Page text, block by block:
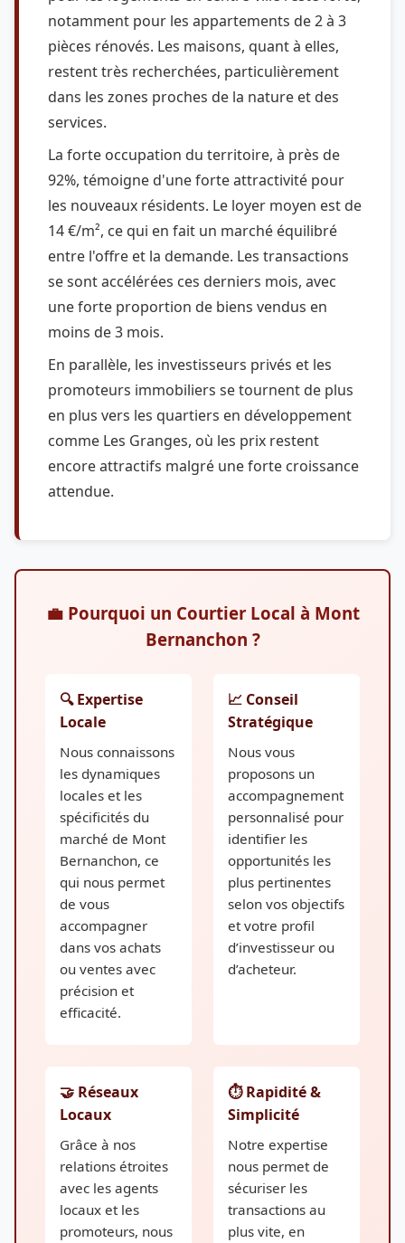
notamment pour les appartements de 2 à 3
pièces rénovés. Les maisons, quant à elles,
restent très recherchées, particulièrement
dans les zones proches de la nature et des
services.
La forte occupation du territoire, à près de
92%, témoigne d'une forte attractivité pour
les nouveaux résidents. Le loyer moyen est de
14 €/m², ce qui en fait un marché équilibré
entre l'offre et la demande. Les transactions
se sont accélérées ces derniers mois, avec
une forte proportion de biens vendus en
moins de 3 mois.
En parallèle, les investisseurs privés et les
promoteurs immobiliers se tournent de plus
en plus vers les quartiers en développement
comme Les Granges, où les prix restent
encore attractifs malgré une forte croissance
attendue.
💼 Pourquoi un Courtier Local à Mont
Bernanchon ?
🔍 Expertise
Locale
Nous connaissons
les dynamiques
locales et les
spécificités du
marché de Mont
Bernanchon, ce
qui nous permet
de vous
accompagner
dans vos achats
ou ventes avec
précision et
efficacité.
📈 Conseil
Stratégique
Nous vous
proposons un
accompagnement
personnalisé pour
identifier les
opportunités les
plus pertinentes
selon vos objectifs
et votre profil
d’investisseur ou
d’acheteur.
🤝 Réseaux
Locaux
Grâce à nos
relations étroites
avec les agents
locaux et les
promoteurs, nous
⏱️ Rapidité &
Simplicité
Notre expertise
nous permet de
sécuriser les
transactions au
plus vite, en